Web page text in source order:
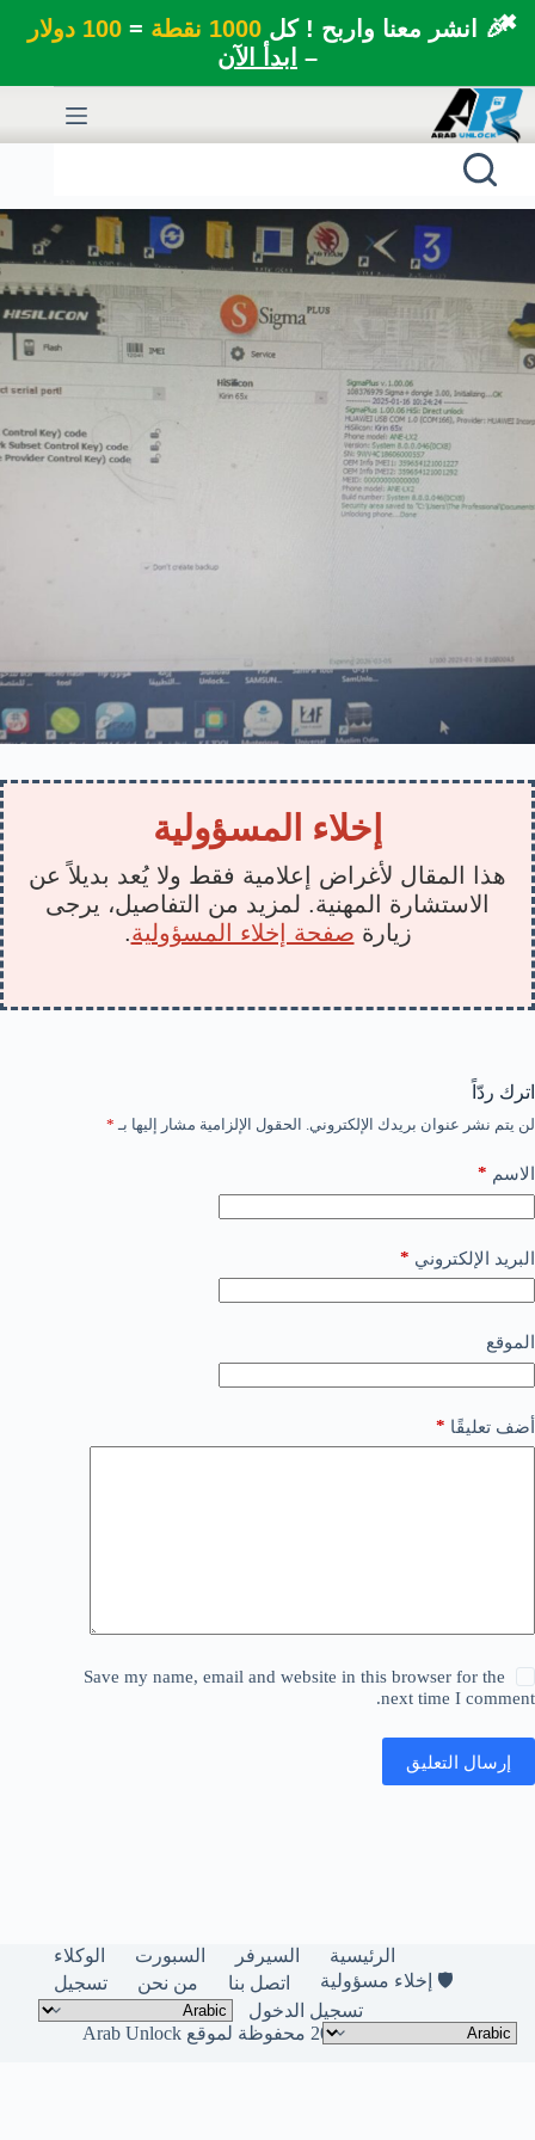
🎉 انشر معنا واربح ! كل1000 نقطة =100 دولار
– ابدأ الآن
✖
التجاوز
إلى
المحتوى
إخلاء المسؤولية
هذا المقال لأغراض إعلامية فقط ولا يُعد بديلاً عن
الاستشارة المهنية. لمزيد من التفاصيل، يرجى
زيارة صفحة إخلاء المسؤولية.
اترك ردّاً
لن يتم نشر عنوان بريدك الإلكتروني. الحقول الإلزامية مشار إليها بـ *
الاسم *
البريد الإلكتروني *
الموقع
أضف تعليقًا *
Save my name, email and website in this browser for the
next time I comment.
إرسال التعليق
الرئيسية السيرفر السبورت
الوكلاء
🛡️ إخلاء مسؤولية
اتصل بنا من نحن
تسجيل
تسجيل الدخول
حقوق النشر © لعام 2026 محفوظة لموقع Arab Unlock